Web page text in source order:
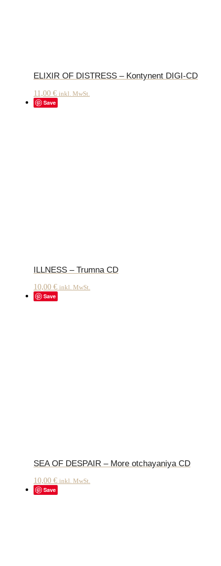
ELIXIR OF DISTRESS – Kontynent DIGI-CD
11,00 € inkl. MwSt.
Save
ILLNESS – Trumna CD
10,00 € inkl. MwSt.
Save
SEA OF DESPAIR – More otchayaniya CD
10,00 € inkl. MwSt.
Save